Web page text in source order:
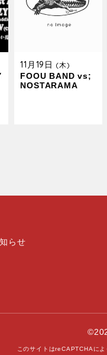
11月19日 (木)
FOOU BAND vs;
NOSTARAMA
らせ
このサイトはreCAPTCHAに